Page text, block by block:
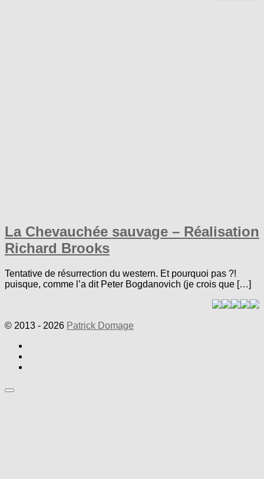
La Chevauchée sauvage – Réalisation
Richard Brooks
Tentative de résurrection du western. Et pourquoi pas ?!
puisque, comme l’a dit Peter Bogdanovich (je crois que […]
© 2013 - 2026 Patrick Domage